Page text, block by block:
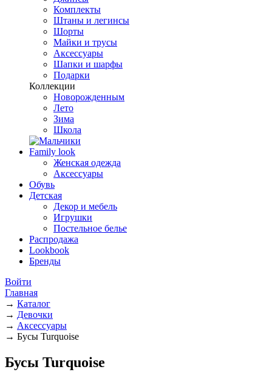
Комплекты
Штаны и легинсы
Шорты
Майки и трусы
Аксессуары
Шапки и шарфы
Подарки
Коллекции
Новорожденным
Лето
Зима
Школа
Family look
Женская одежда
Аксессуары
Обувь
Детская
Декор и мебель
Игрушки
Постельное белье
Распродажа
Lookbook
Бренды
Войти
Главная
→ Каталог
→ Девочки
→ Аксессуары
→ Бусы Turquoise
Бусы Turquoise